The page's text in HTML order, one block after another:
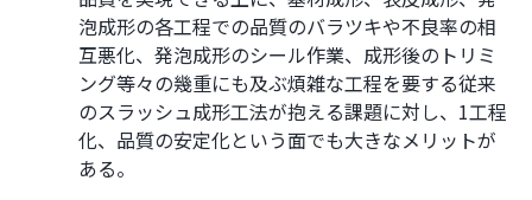
泡成形の各工程での品質のバラツキや不良率の相
互悪化、発泡成形のシール作業、成形後のトリミ
ング等々の幾重にも及ぶ煩雑な工程を要する従来
のスラッシュ成形工法が抱える課題に対し、1工程
化、品質の安定化という面でも大きなメリットが
ある。